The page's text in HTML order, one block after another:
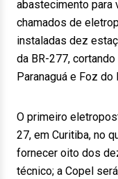
abastecimento
chamados de
instaladas dez
da BR-277,
Paranaguá e Foz do
O primeiro
27, em Curitiba, no
fornecer oito dos
técnico; a Copel